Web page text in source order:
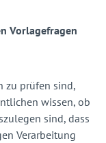
Vorlagefragen
zu prüfen sind,
wissen, ob
sind, dass
Verarbeitung